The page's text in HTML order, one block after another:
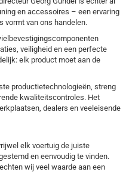
en accessoires – een ervaring
vormt van ons handelen.
veiligheid en een perfecte
elk product moet aan de
productietechnologieën, streng
kwaliteitscontroles. Het
dealers en veeleisende
elk voertuig de juiste
en eenvoudig te vinden.
wij veel waarde aan een